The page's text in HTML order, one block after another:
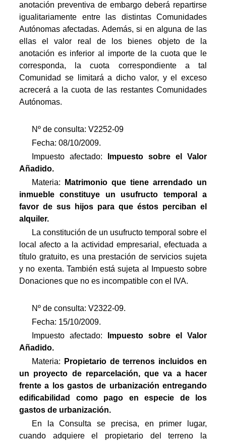
anotación preventiva de embargo deberá repartirse
igualitariamente entre las distintas Comunidades
Autónomas afectadas. Además, si en alguna de las
ellas el valor real de los bienes objeto de la
anotación es inferior al importe de la cuota que le
corresponda, la cuota correspondiente a tal
Comunidad se limitará a dicho valor, y el exceso
acrecerá a la cuota de las restantes Comunidades
Autónomas.
Nº de consulta: V2252-09
Fecha: 08/10/2009.
Impuesto afectado:
Impuesto sobre el Valor
Añadido.
Materia:
Matrimonio que tiene arrendado un
inmueble constituye un usufructo temporal a
favor de sus hijos para que éstos perciban el
alquiler.
La constitución de un usufructo temporal sobre el
local afecto a la actividad empresarial, efectuada a
título gratuito, es una prestación de servicios sujeta
y no exenta. También está sujeta al Impuesto sobre
Donaciones que no es incompatible con el IVA.
Nº de consulta: V2322-09.
Fecha: 15/10/2009.
Impuesto afectado:
Impuesto sobre el Valor
Añadido.
Materia:
Propietario de terrenos incluidos en
un proyecto de reparcelación, que va a hacer
frente a los gastos de urbanización entregando
edificabilidad como pago en especie de los
gastos de urbanización.
En la Consulta se precisa, en primer lugar,
cuando adquiere el propietario del terreno la